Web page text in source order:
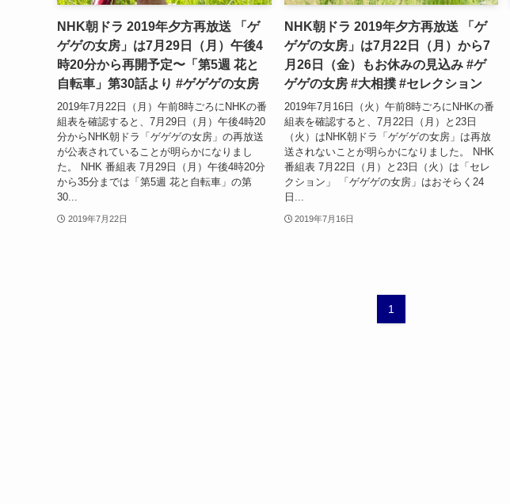
NHK朝ドラ 2019年夕方再放送 「ゲ
ゲゲの女房」は7月29日（月）午後4
時20分から再開予定〜「第5週 花と
自転車」第30話より #ゲゲゲの女房
2019年7月22日（月）午前8時ごろにNHKの番
組表を確認すると、7月29日（月）午後4時20
分からNHK朝ドラ「ゲゲゲの女房」の再放送
が公表されていることが明らかになりまし
た。 NHK 番組表 7月29日（月）午後4時20分
から35分までは「第5週 花と自転車」の第
30...
2019年7月22日
NHK朝ドラ 2019年夕方再放送 「ゲ
ゲゲの女房」は7月22日（月）から7
月26日（金）もお休みの見込み #ゲ
ゲゲの女房 #大相撲 #セレクション
2019年7月16日（火）午前8時ごろにNHKの番
組表を確認すると、7月22日（月）と23日
（火）はNHK朝ドラ「ゲゲゲの女房」は再放
送されないことが明らかになりました。 NHK
番組表 7月22日（月）と23日（火）は「セレ
クション」 「ゲゲゲの女房」はおそらく24
日...
2019年7月16日
1